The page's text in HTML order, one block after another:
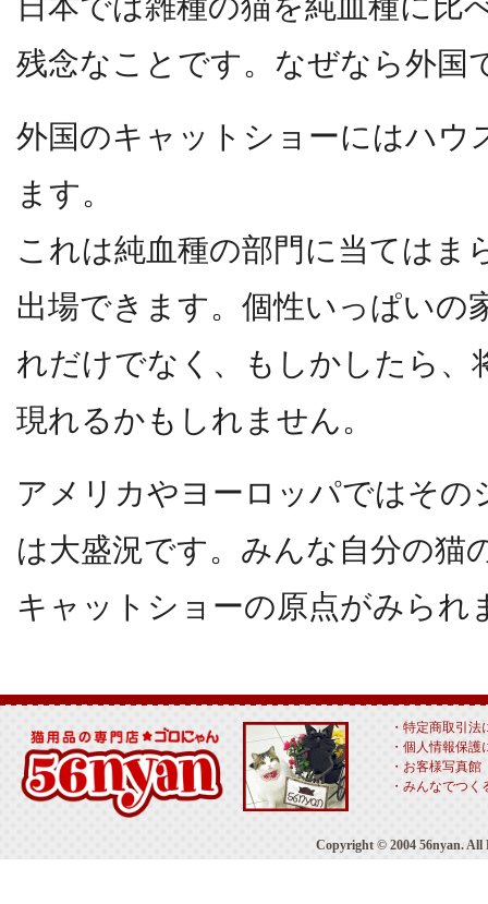
残念なことです。なぜなら外国
外国のキャットショーにはハ
ます。
これは純血種の部門に当ては
出場できます。個性いっぱいの
れだけでなく、もしかしたら、
現れるかもしれません。
アメリカやヨーロッパではそ
は大盛況です。みんな自分の猫
キャットショーの原点がみられ
・特定商取引
・個人情報保護
・お客様写真館
・みんなでつく
Copyright © 2004 56nyan.